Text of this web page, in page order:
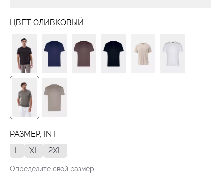
ЦВЕТ ОЛИВКОВЫЙ
РАЗМЕР, INT
L
XL 2XL
Определите свой размер